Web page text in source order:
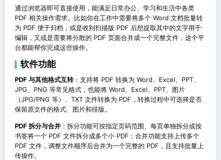
通过浏览器即可直接使用，能满足日常办公、学习和生活中各类
PDF 相关操作需求。比如你在工作中需要将多个 Word 文档批量转
为 PDF 便于归档，或是收到扫描版 PDF 后想提取其中的文字用于
编辑，又或是需要将分散的 PDF 页面合并成一个完整文件，这个平
台都能帮你完成这些操作。
软件功能
PDF 与其他格式互转：支持将 PDF 转换为 Word、Excel、PPT、
JPG、PNG 等常见格式，也能将 Word、Excel、PPT、图片
（JPG/PNG 等）、TXT 文件转换为 PDF，转换过程中可选择是否
保留原文件的格式、图片和排版。
PDF 拆分与合并 ：拆分功能可按指定页码范围、每页单独拆分或按
书签将一个 PDF 文件拆分成多个小 PDF；合并功能支持上传多个
PDF 文件，调整文件顺序后合并为一个完整的 PDF，且支持批量上
传操作。